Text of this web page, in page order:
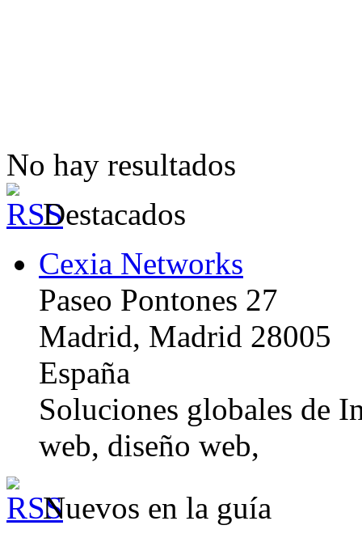
No hay resultados
Destacados
Cexia Networks
Paseo Pontones 27
Madrid, Madrid 28005
España
Soluciones globales de
web, diseño web,
Nuevos en la guía